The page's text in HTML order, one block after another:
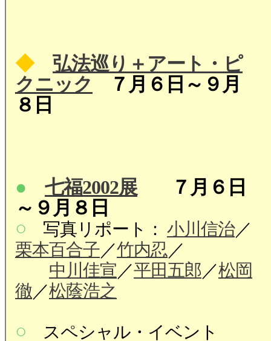
◆ 弘法巡り＋アート・ピ
クニック
７月６日～９月
８日
● 七福2002展
７月６日
～９月８日
○ 写真リポート： 小川信治／
栗本百合子／竹内忍 ／
中川佳宣 ／平田五郎 ／松岡
徹／松蔭浩之
○ スペシャル・イベント